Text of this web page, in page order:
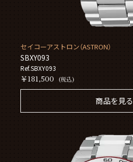
セイコーアストロン（ASTRON）
SBXY093
Ref.SBXY093
￥181,500 (税込)
商品を見る